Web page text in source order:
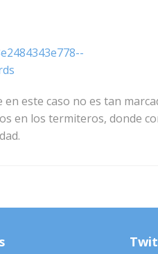
este caso no es tan
en los termiteros, donde